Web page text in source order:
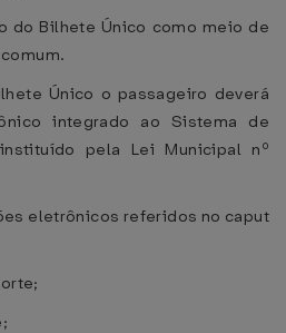
Bilhete Único como meio de
Único o passageiro deverá
integrado ao Sistema de
pela Lei Municipal nº
eletrônicos referidos no caput